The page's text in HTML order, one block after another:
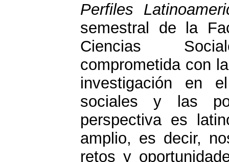
Perfiles
semestral de la
Ciencias
comprometida con
investigación en
sociales y las
perspectiva es
amplio, es decir,
retos y